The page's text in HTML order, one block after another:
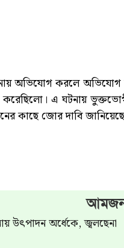
অভিযোগ করলে
এ ঘটনায়
কাছে জোর দাবি
উৎপাদন অর্ধেকে, জ্বলছেনা